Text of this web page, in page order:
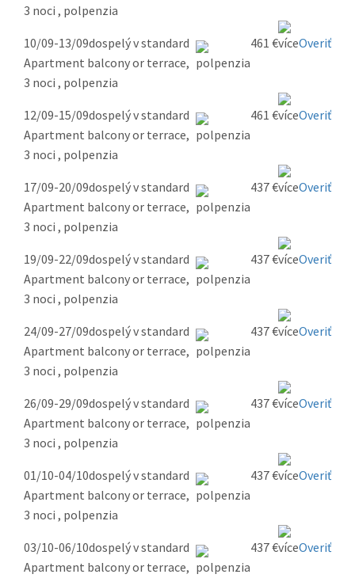
3 noci , polpenzia
10/09-13/09dospelý v standard
Apartment balcony or terrace,
3 noci , polpenzia
461 € Overiť
12/09-15/09dospelý v standard
Apartment balcony or terrace,
3 noci , polpenzia
461 € Overiť
17/09-20/09dospelý v standard
Apartment balcony or terrace,
3 noci , polpenzia
437 € Overiť
19/09-22/09dospelý v standard
Apartment balcony or terrace,
3 noci , polpenzia
437 € Overiť
24/09-27/09dospelý v standard
Apartment balcony or terrace,
3 noci , polpenzia
437 € Overiť
26/09-29/09dospelý v standard
Apartment balcony or terrace,
3 noci , polpenzia
437 € Overiť
01/10-04/10dospelý v standard
Apartment balcony or terrace,
3 noci , polpenzia
437 € Overiť
03/10-06/10dospelý v standard
Apartment balcony or terrace,
437 € Overiť